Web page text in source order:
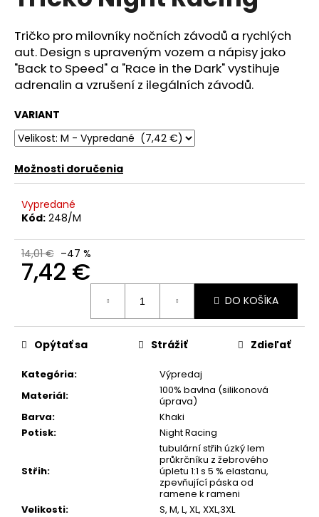
z
5
hviezdičiek.
Tričko pro milovníky nočních závodů a rychlých
aut. Design s upraveným vozem a nápisy jako
"Back to Speed" a "Race in the Dark" vystihuje
adrenalin a vzrušení z ilegálních závodů.
VARIANT
Možnosti doručenia
Vypredané
Kód: 248/M
14,01 € –47 %
7,42 €
DO KOŠÍKA
Kategória:
Výpredaj
Materiál:
100% bavlna (silikonová
úprava)
Barva:
Khaki
Potisk: Night Racing
Střih:
tubulární střih úzký lem
průkrčníku z žebrového
úpletu 1:1 s 5 % elastanu,
zpevňující páska od
ramene k rameni
Velikosti:
S, M, L, XL, XXL,3XL
Opýtať sa Strážiť Zdieľať
j
s
ť
?
O
d
p
č
a
m
e
MIKINA
KAPUCŇOU
12
LEGENDA